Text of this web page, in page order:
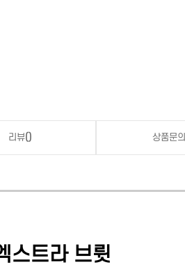
리뷰() 상품문의
스트라 브륏